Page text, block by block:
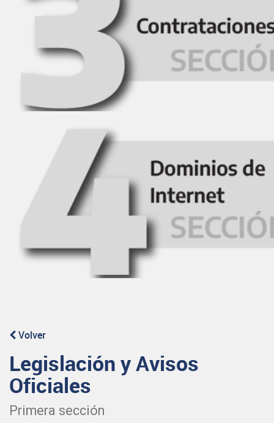
Volver
Legislación y Avisos
Oficiales
Primera sección